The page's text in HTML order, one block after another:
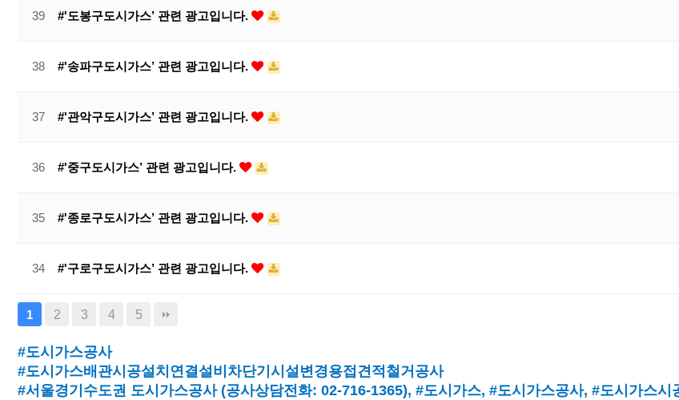
39 #'도봉구도시가스’ 관련 광고입니다.
38 #'송파구도시가스’ 관련 광고입니다.
37 #'관악구도시가스’ 관련 광고입니다.
36 #'중구도시가스’ 관련 광고입니다.
35 #'종로구도시가스’ 관련 광고입니다.
34 #'구로구도시가스’ 관련 광고입니다.
1 2 3 4 5
#도시가스공사
#도시가스배관시공설치연결설비차단기시설변경용접견적철거공사
#서울경기수도권 도시가스공사 (공사상담전화: 02-716-1365), #도시가스, #도시가스공사, #도시가스시